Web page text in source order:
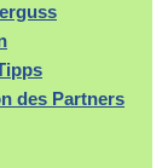
des Partners